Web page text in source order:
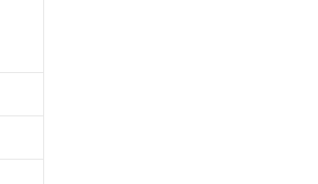
段のことがない限り、2022年1月12日よ